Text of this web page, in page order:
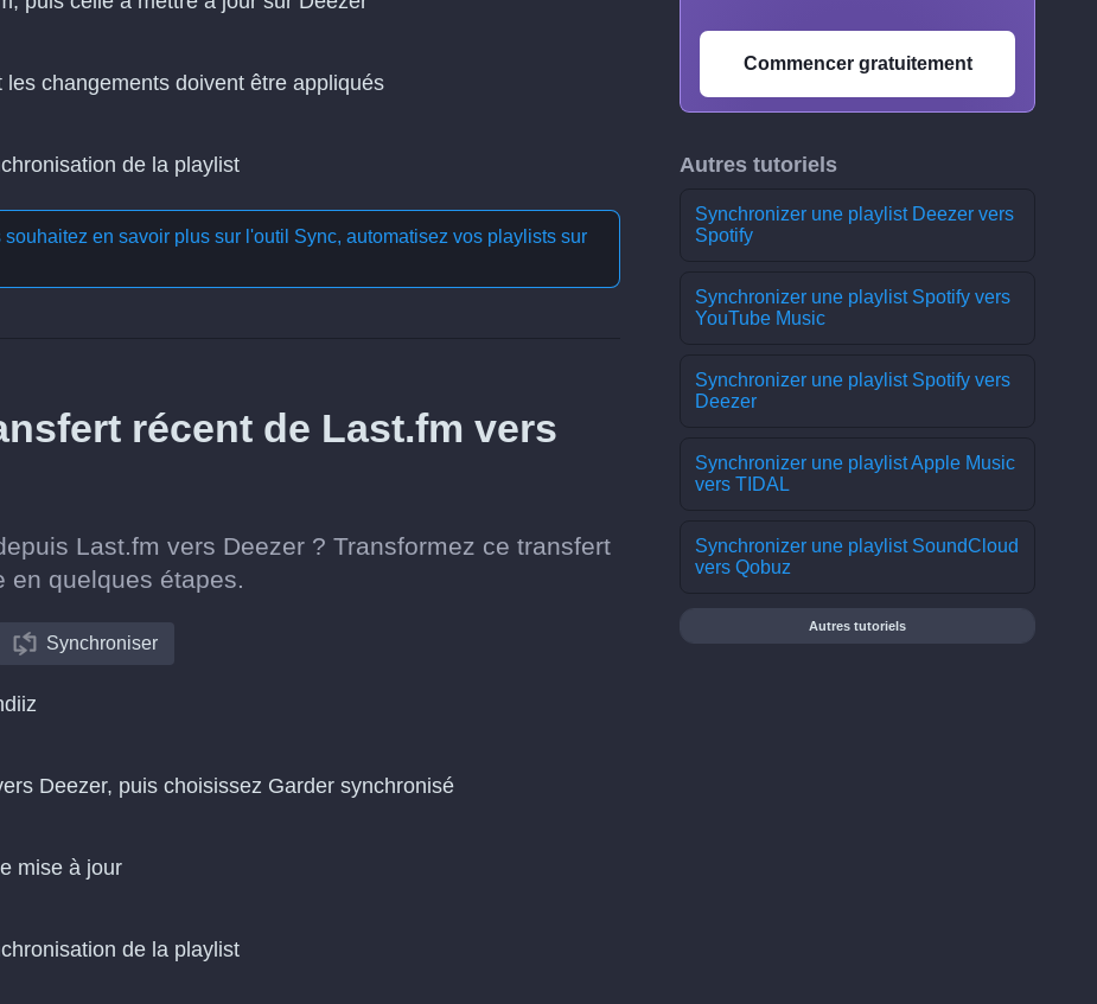
changements doivent être appliqués
de la playlist
en savoir plus sur l'outil Sync, automatisez vos playlists sur
récent de Last.fm vers
Last.fm vers Deezer ? Transformez ce transfert
en quelques étapes.
Synchroniser
Deezer, puis choisissez Garder synchronisé
mise à jour
de la playlist
Commencer gratuitement
Autres tutoriels
Synchronizer une playlist Deezer vers
Spotify
Synchronizer une playlist Spotify vers
YouTube Music
Synchronizer une playlist Spotify vers
Deezer
Synchronizer une playlist Apple Music
vers TIDAL
Synchronizer une playlist SoundCloud
vers Qobuz
Autres tutoriels